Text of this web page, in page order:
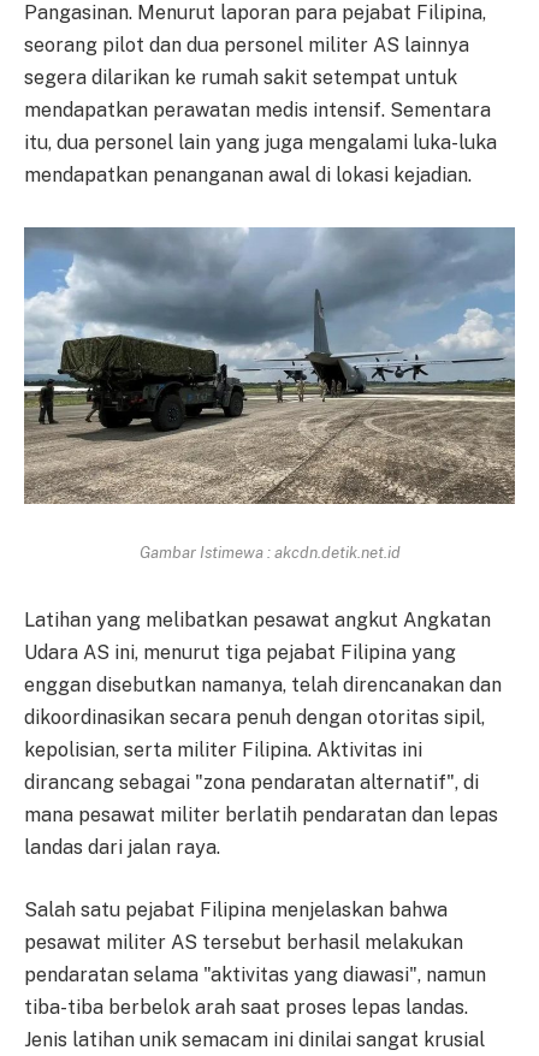
Pangasinan. Menurut laporan para pejabat Filipina,
seorang pilot dan dua personel militer AS lainnya
segera dilarikan ke rumah sakit setempat untuk
mendapatkan perawatan medis intensif. Sementara
itu, dua personel lain yang juga mengalami luka-luka
mendapatkan penanganan awal di lokasi kejadian.
Gambar Istimewa : akcdn.detik.net.id
Latihan yang melibatkan pesawat angkut Angkatan
Udara AS ini, menurut tiga pejabat Filipina yang
enggan disebutkan namanya, telah direncanakan dan
dikoordinasikan secara penuh dengan otoritas sipil,
kepolisian, serta militer Filipina. Aktivitas ini
dirancang sebagai "zona pendaratan alternatif", di
mana pesawat militer berlatih pendaratan dan lepas
landas dari jalan raya.
Salah satu pejabat Filipina menjelaskan bahwa
pesawat militer AS tersebut berhasil melakukan
pendaratan selama "aktivitas yang diawasi", namun
tiba-tiba berbelok arah saat proses lepas landas.
Jenis latihan unik semacam ini dinilai sangat krusial